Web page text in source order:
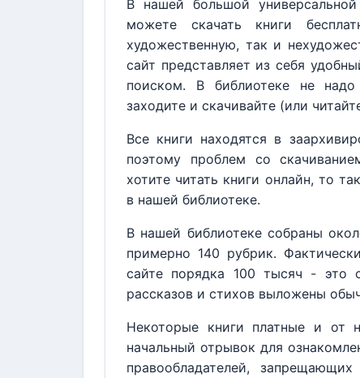
В нашей большой
можете скачать книги
художественную, так и
сайт представляет из себя
поиском. В библиотеке не надо
заходите и скачивайте (или
Все книги находятся в
поэтому проблем со
хотите читать книги онлайн, то
в нашей библиотеке.
В нашей библиотеке собраны
примерно 140 рубрик.
сайте порядка 100 тысяч - это
рассказов и стихов выложены
Некоторые книги платные и от
начальный отрывок для
правообладателей,